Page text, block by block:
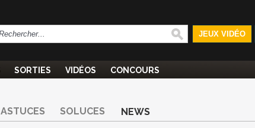
JEUX VIDÉO
SORTIES VIDÉOS CONCOURS
ASTUCES SOLUCES NEWS